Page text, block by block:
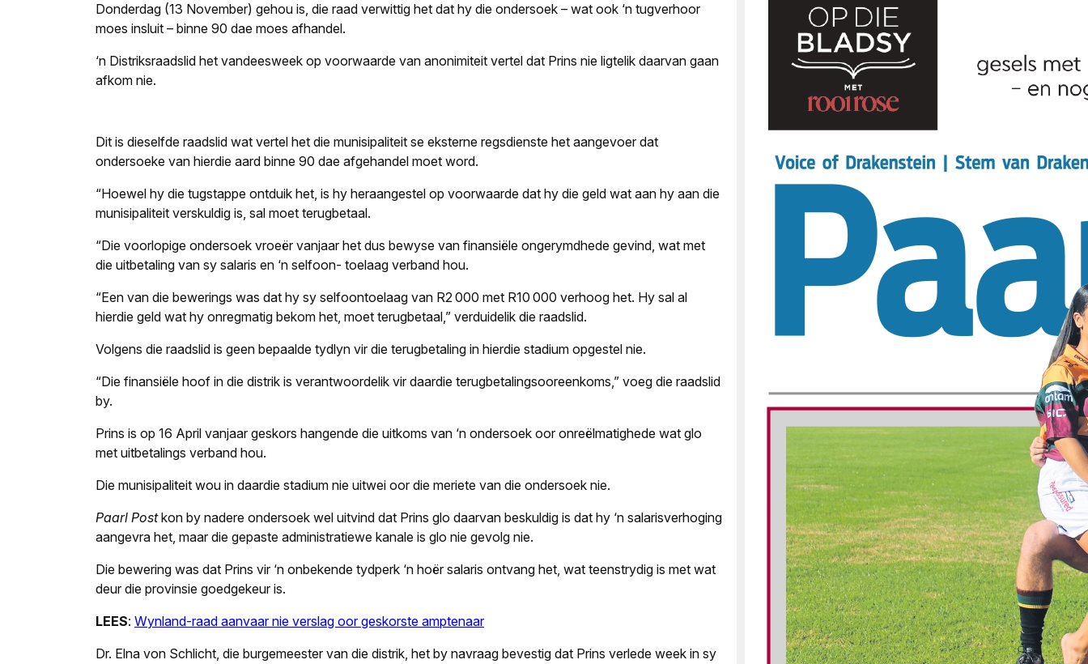
Donderdag (13 November) gehou is, die raad verwittig het dat hy die ondersoek – wat ook ‘n tugverhoor
moes insluit – binne 90 dae moes afhandel.
‘n Distriksraadslid het vandeesweek op voorwaarde van anonimiteit vertel dat Prins nie ligtelik daarvan gaan
afkom nie.
Dit is dieselfde raadslid wat vertel het die munisipaliteit se eksterne regsdienste het aangevoer dat
ondersoeke van hierdie aard binne 90 dae afgehandel moet word.
“Hoewel hy die tugstappe ontduik het, is hy heraangestel op voorwaarde dat hy die geld wat aan hy aan die
munisipaliteit verskuldig is, sal moet terugbetaal.
“Die voorlopige ondersoek vroeër vanjaar het dus bewyse van finansiële ongerymdhede gevind, wat met
die uitbetaling van sy salaris en ‘n selfoon- toelaag verband hou.
“Een van die bewerings was dat hy sy selfoontoelaag van R2 000 met R10 000 verhoog het. Hy sal al
hierdie geld wat hy onregmatig bekom het, moet terugbetaal,” verduidelik die raadslid.
Volgens die raadslid is geen bepaalde tydlyn vir die terugbetaling in hierdie stadium opgestel nie.
“Die finansiële hoof in die distrik is verantwoordelik vir daardie terugbetalingsooreenkoms,” voeg die raadslid
by.
Prins is op 16 April vanjaar geskors hangende die uitkoms van ‘n ondersoek oor onreëlmatighede wat glo
met uitbetalings verband hou.
Die munisipaliteit wou in daardie stadium nie uitwei oor die meriete van die ondersoek nie.
Paarl Postkon by nadere ondersoek wel uitvind dat Prins glo daarvan beskuldig is dat hy ‘n salarisverhoging
aangevra het, maar die gepaste administratiewe kanale is glo nie gevolg nie.
Die bewering was dat Prins vir ‘n onbekende tydperk ‘n hoër salaris ontvang het, wat teenstrydig is met wat
deur die provinsie goedgekeur is.
LEES: Wynland-raad aanvaar nie verslag oor geskorste amptenaar
Dr. Elna von Schlicht, die burgemeester van die distrik, het by navraag bevestig dat Prins verlede week in sy